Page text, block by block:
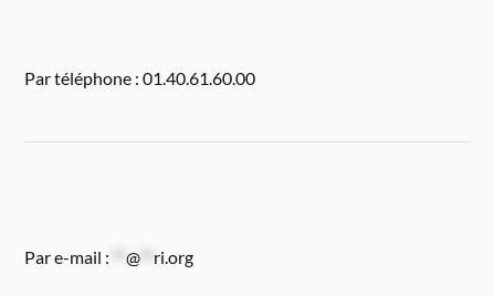
Par téléphone : 01.40.61.60.00
Par e-mail : **@ ri.org